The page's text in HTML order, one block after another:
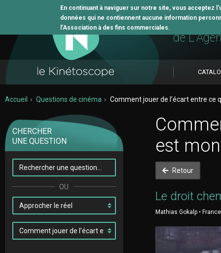
En continuant à naviguer sur notre site, vous
données qui ne contiennent aucune information
l’Association à des fins commerciales. L'outil
de
Accueil Questions de cinéma Comment jouer de l’écart entre ce
CHERCHER
UNE QUESTION
est
Retour
Le droit
Mathias Gokalp •